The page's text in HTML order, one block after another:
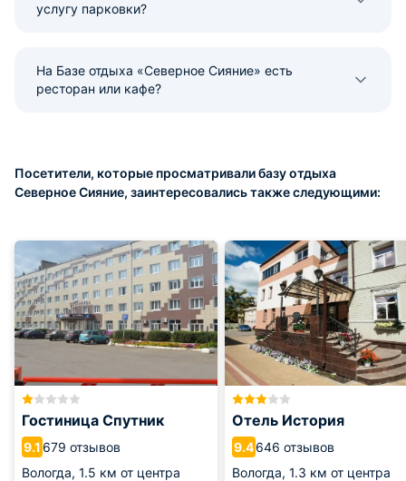
услугу парковки?
На Базе отдыха «Северное Сияние» есть
ресторан или кафе?
Посетители, которые просматривали базу отдыха
Северное Сияние, заинтересовались также следующими:
Гостиница Спутник
9.1 679 отзывов
Вологда, 1.5 км от центра
Отель История
9.4646 отзывов
Вологда, 1.3 км от центра